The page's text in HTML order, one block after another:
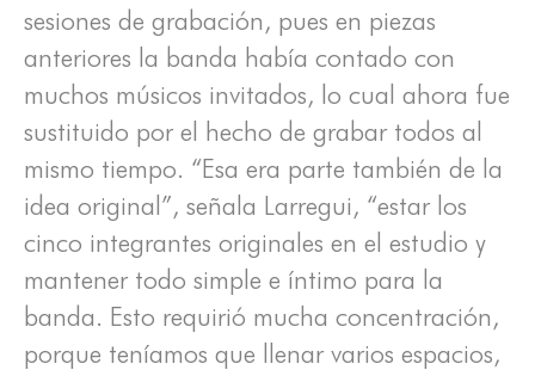
sesiones de grabación, pues en piezas
anteriores la banda había contado con
muchos músicos invitados, lo cual ahora fue
sustituido por el hecho de grabar todos al
mismo tiempo. “Esa era parte también de la
idea original”, señala Larregui, “estar los
cinco integrantes originales en el estudio y
mantener todo simple e íntimo para la
banda. Esto requirió mucha concentración,
porque teníamos que llenar varios espacios,